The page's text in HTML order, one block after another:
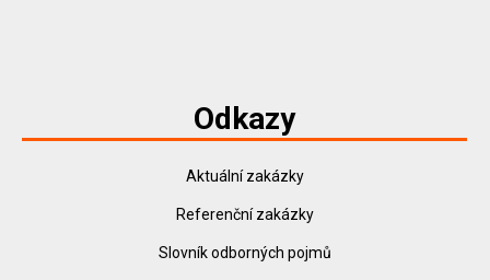
Odkazy
Aktuální zakázky
Referenční zakázky
Slovník odborných pojmů